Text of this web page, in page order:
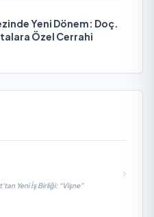
Yeni Dönem: Doç.
Özel Cerrahi
Yeni İş Birliği: “Vişne”